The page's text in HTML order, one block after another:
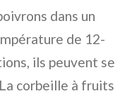
dans un
de 12-
ils peuvent se
corbeille à fruits